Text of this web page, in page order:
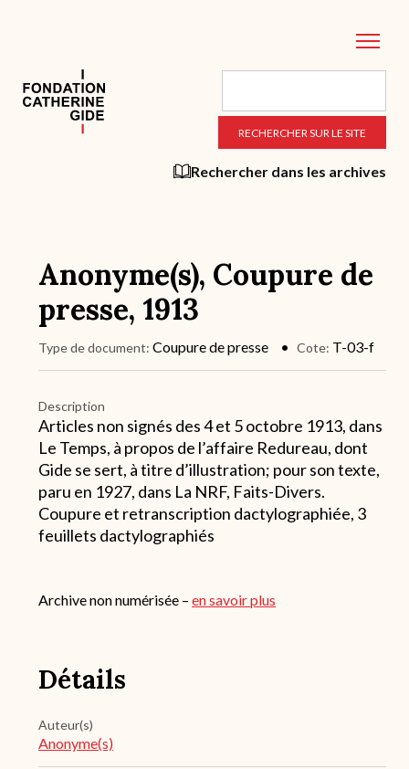
principal
Rechercher dans les archives
Anonyme(s), Coupure de
presse, 1913
Type de document Coupure de presse Cote T-03-f
Description
Articles non signés des 4 et 5 octobre 1913, dans
Le Temps, à propos de l’affaire Redureau, dont
Gide se sert, à titre d’illustration; pour son texte,
paru en 1927, dans La NRF, Faits-Divers.
Coupure et retranscription dactylographiée, 3
feuillets dactylographiés
Archive non numérisée – en savoir plus
Détails
Auteur(s)
Anonyme(s)